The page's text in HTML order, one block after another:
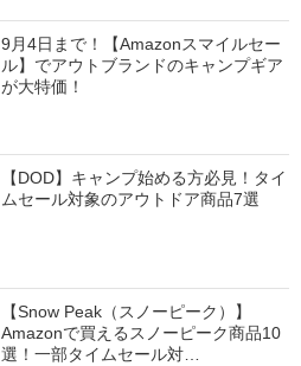
9月4日まで！【Amazonスマイルセー
ル】でアウトブランドのキャンプギア
が大特価！
【DOD】キャンプ始める方必見！タイ
ムセール対象のアウトドア商品7選
【Snow Peak（スノーピーク）】
Amazonで買えるスノーピーク商品10
選！一部タイムセール対…